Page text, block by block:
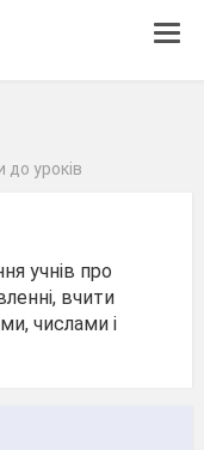
до уроків
учнів про
вчити
числами і